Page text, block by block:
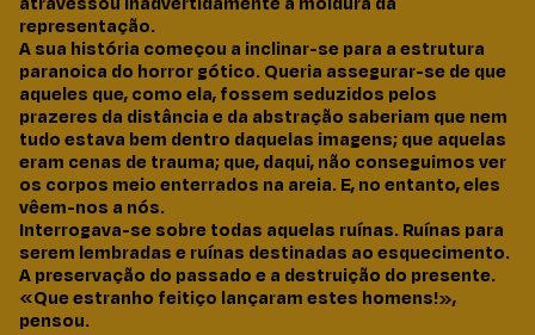
representação.
A sua história começou a inclinar-se para a estrutura
paranoica do horror gótico. Queria assegurar-se de que
aqueles que, como ela, fossem seduzidos pelos
prazeres da distância e da abstração saberiam que nem
tudo estava bem dentro daquelas imagens; que aquelas
eram cenas de trauma; que, daqui, não conseguimos ver
os corpos meio enterrados na areia. E, no entanto, eles
vêem-nos a nós.
Interrogava-se sobre todas aquelas ruínas. Ruínas para
serem lembradas e ruínas destinadas ao esquecimento.
A preservação do passado e a destruição do presente.
«Que estranho feitiço lançaram estes homens!»,
pensou.